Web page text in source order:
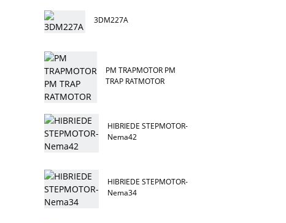
3DM227A
PM TRAPMOTOR PM
TRAP RATMOTOR
HIBRIEDE STEPMOTOR-
Nema42
HIBRIEDE STEPMOTOR-
Nema34